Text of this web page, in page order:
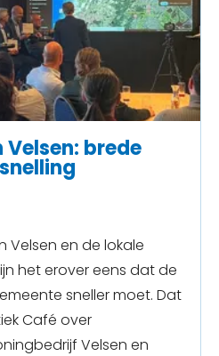
brede
Velsen en de lokale
het erover eens dat de
sneller moet. Dat
Café over
Velsen en